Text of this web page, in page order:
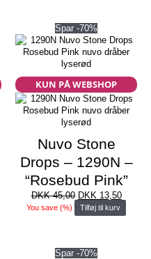
Spar -70%
KUN PÅ WEBSHOP
Nuvo Stone
Drops – 1290N –
“Rosebud Pink”
DKK45,00 Den
oprindelige
pris
DKK13,50Den
pris
You save (%) Tilføj til kurv
Spar -70%